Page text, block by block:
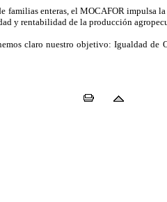
enteras, el MOCAFOR impulsa
y rentabilidad de la producción
claro nuestro objetivo: Igualdad